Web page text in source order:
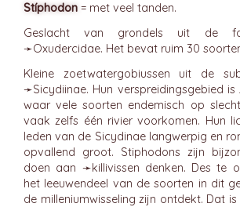
Stíphodon = met veel tanden.
Geslacht van grondels uit de
➛Oxudercidae. Het bevat ruim 30
Kleine zoetwatergobiussen uit de
➛Sicydiinae. Hun verspreidingsgebied is
waar vele soorten endemisch op
vaak zelfs één rivier voorkomen. Hun
leden van de Sicydinae langwerpig en
opvallend groot. Stiphodons zijn
doen aan ➛killivissen denken. Des te
het leeuwendeel van de soorten in dit
de milleniumwisseling zijn ontdekt. Dat